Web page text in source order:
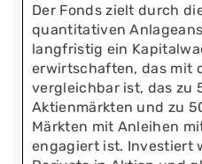
Der Fonds zielt durch
quantitativen
langfristig ein
erwirtschaften, das mit
vergleichbar ist, das zu
Aktienmärkten und zu
Märkten mit Anleihen
engagiert ist. Investiert